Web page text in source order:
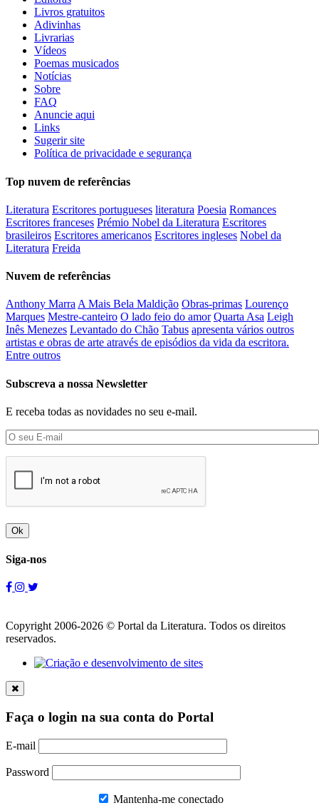
Livros gratuitos
Adivinhas
Livrarias
Vídeos
Poemas musicados
Notícias
Sobre
FAQ
Anuncie aqui
Links
Sugerir site
Política de privacidade e segurança
Top nuvem de referências
Literatura Escritores portugueses literatura Poesia Romances
Escritores franceses Prémio Nobel da Literatura Escritores
brasileiros Escritores americanos Escritores ingleses Nobel da
Literatura Freida
Nuvem de referências
Anthony Marra A Mais Bela Maldição Obras-primas Lourenço
Marques Mestre-canteiro O lado feio do amor Quarta Asa Leigh
Inês Menezes Levantado do Chão Tabus apresenta vários outros
artistas e obras de arte através de episódios da vida da escritora.
Entre outros
Subscreva a nossa Newsletter
E receba todas as novidades no seu e-mail.
Ok
Siga-nos
Copyright 2006-2026 © Portal da Literatura. Todos os direitos
reservados.
Faça o login na sua conta do Portal
E-mail
Password
Mantenha-me conectado